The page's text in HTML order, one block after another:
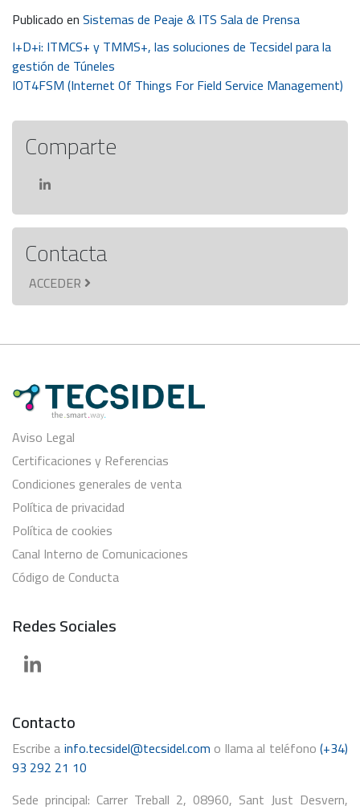
Publicado enSistemas de Peaje & ITS Sala de Prensa
Navegación
de
entradas
I+D+i: ITMCS+ y TMMS+, las soluciones de Tecsidel para la
gestión de Túneles
IOT4FSM (Internet Of Things For Field Service Management)
Comparte
Contacta
ACCEDER
Aviso Legal
Certificaciones y Referencias
Condiciones generales de venta
Política de privacidad
Política de cookies
Canal Interno de Comunicaciones
Código de Conducta
Redes Sociales
Contacto
Escribe ainfo.tecsidel@tecsidel.com o llama al teléfono(+34)
93 292 21 10
Sede principal: Carrer Treball 2, 08960, Sant Just Desvern,